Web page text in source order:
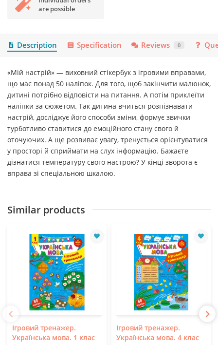
are possible
Description Specification Reviews 0
«Мій настрій» — виховний стікербук з ігровими вправами,
що має понад 50 наліпок. Для того, щоб закінчити малюнок,
дитині потрібно відповісти на питання. А потім приклеїти
наліпки за сюжетом. Так дитина вчиться розпізнавати
настрій, досліджує його способи зміни, формує звички
турботливо ставитися до емоційного стану свого й
оточуючих. А ще розвиває увагу, тренується орієнтуватися
у просторі й сприймати на слух інформацію. Бажаєте
дізнатися температуру свого настрою? У кінці зворота є
вправа зі спеціальною шкалою.
Similar products
Ігровий тренажер.
Українська мова. 1 клас
Ігровий тренажер.
Українська мова. 4 клас